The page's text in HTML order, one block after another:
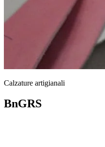
Calzature artigianali
BnGRS